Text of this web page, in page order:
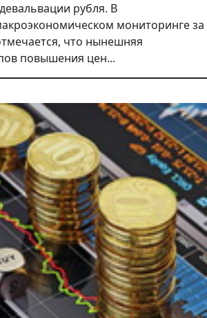
рубля. В
мониторинге за
что нынешняя
повышения цен...